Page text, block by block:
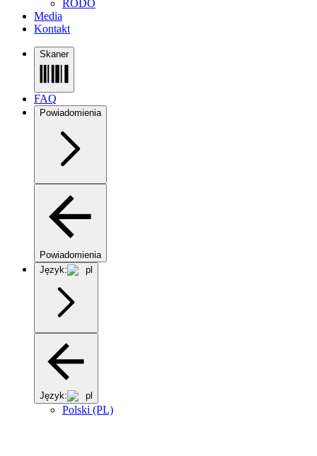
RODO
Media
Kontakt
Skaner
FAQ
Powiadomienia
Powiadomienia
Język:
pl
Język: pl
Polski (PL)